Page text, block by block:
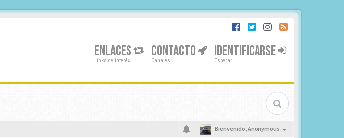
ENLACES
Links de interés
CONTACTO
Canales
IDENTIFICARSE
Esperar
Bienvenido,Anonymous